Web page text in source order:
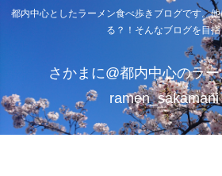
都内中心としたラーメン食べ歩きブログです。
る？！そんなブログを目
さかまに@都内中心のラ